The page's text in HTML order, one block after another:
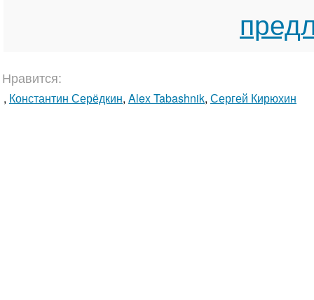
Нравится:
, Константин Серёдкин, Alex Tabashnik, Сергей Кирюхин